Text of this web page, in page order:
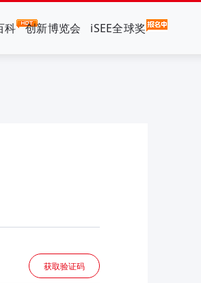
科 创新博览会 iSEE全球奖
获取验证码